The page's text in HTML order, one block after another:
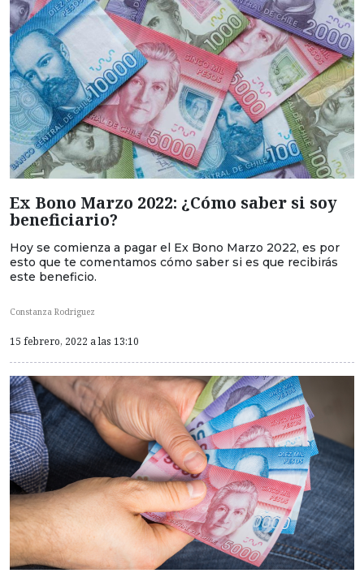
Ex Bono Marzo 2022: ¿Cómo saber si soy
beneficiario?
Hoy se comienza a pagar el Ex Bono Marzo 2022, es por
esto que te comentamos cómo saber si es que recibirás
este beneficio.
Constanza Rodriguez
15 febrero, 2022 a las 13:10